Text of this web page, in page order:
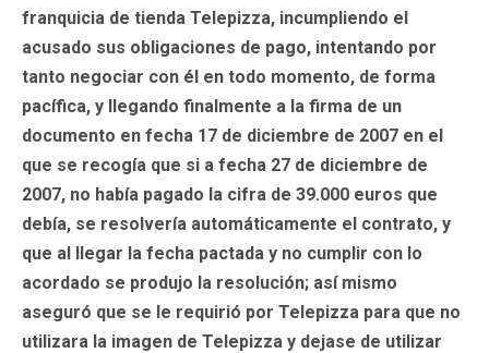
franquicia de tienda Telepizza, incumpliendo el
acusado sus obligaciones de pago, intentando por
tanto negociar con él en todo momento, de forma
pacífica, y llegando finalmente a la firma de un
documento en fecha 17 de diciembre de 2007 en el
que se recogía que si a fecha 27 de diciembre de
2007, no había pagado la cifra de 39.000 euros que
debía, se resolvería automáticamente el contrato, y
que al llegar la fecha pactada y no cumplir con lo
acordado se produjo la resolución; así mismo
aseguró que se le requirió por Telepizza para que no
utilizara la imagen de Telepizza y dejase de utilizar